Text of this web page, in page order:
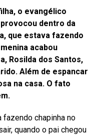
o evangélico
dentro da
que estava fazendo
acabou
Rosilda dos Santos,
Além de espancar
na casa. O fato
chapinha no
quando o pai chegou